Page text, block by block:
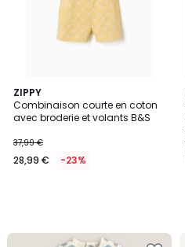
ZIPPY
Combinaison courte en coton
avec broderie et volants B&S
37,99 €
28,99 € -23%